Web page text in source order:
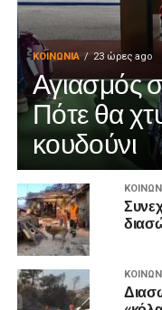
ΚΟΙΝΩΝΊΑ 23 ώρες ago
Αγιασμός
Πότε θα
κουδούνι